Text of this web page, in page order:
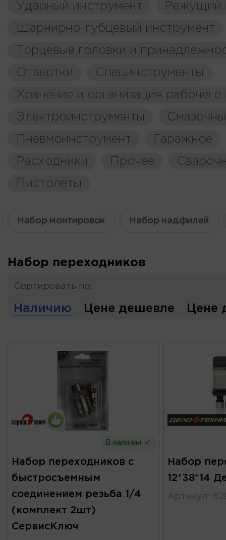
Ударный инструмент
Режущий
Шарнирно-губцевый инструмент
Торцевые головки и
Отвертки
Специнструменты
Хранение и организация рабочего
Электроинструменты
Пневмоинструмент
Гаражное
Расходники
Прочее
Пистолеты
Набор монтировок Набор надфилей
Набор переходников
Сортировать по:
Наличию Цене дешевле Цене
В наличии
Набор переходников с
быстросъемным
соединением резьба 1/4
(комплект 2шт)
СервисКлюч
Набор
12*38*14
Артикул :